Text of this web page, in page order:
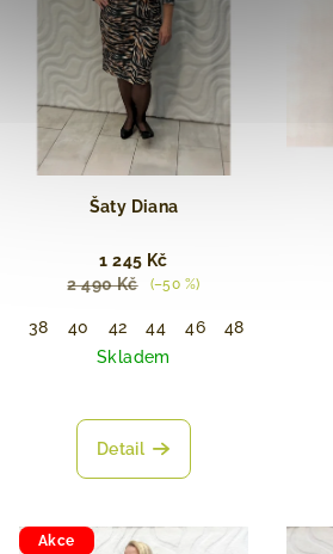
Šaty Diana
1 245 Kč
2 490 Kč
(–50 %)
38 40 42 44 46 48
Skladem
Detail
Akce